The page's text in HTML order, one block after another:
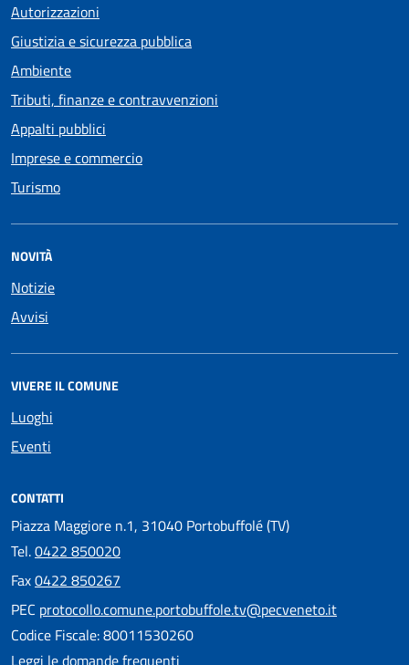
Autorizzazioni
Giustizia e sicurezza pubblica
Ambiente
Tributi, finanze e contravvenzioni
Appalti pubblici
Imprese e commercio
Turismo
NOVITÀ
Notizie
Avvisi
VIVERE IL COMUNE
Luoghi
Eventi
CONTATTI
Piazza Maggiore n.1, 31040 Portobuffolé (TV)
Tel.0422 850020
Fax0422 850267
PEC protocollo.comune.portobuffole.tv@pecveneto.it
Codice Fiscale: 80011530260
Leggi le domande frequenti